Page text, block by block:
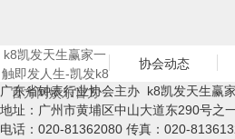
k8凯发天生赢家一
触即发人生-凯发k8
官方网娱乐官方
协会动态
广东省钟表行业协会主办 k8凯发天生赢
地址：广州市黄埔区中山大道东290号之
电话：020-81362080 传真：020-